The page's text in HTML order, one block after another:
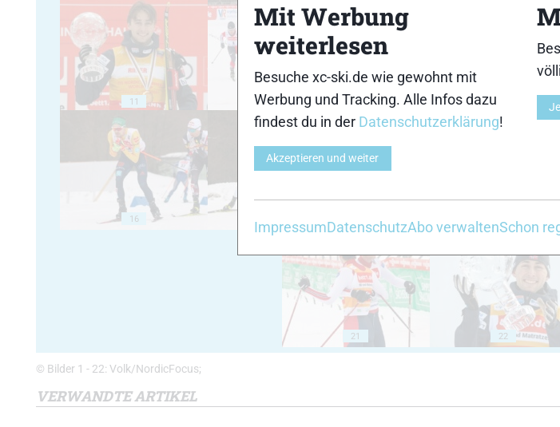
11 12 13
16
21 22
© Bilder 1 - 22: Volk/NordicFocus;
VERWANDTE ARTIKEL
Mit Werbung
weiterlesen
Besuche xc-ski.de wie gewohnt mit
Werbung und Tracking. Alle Infos dazu
findest du in der Datenschutzerklärung!
Akzeptieren und weiter
ImpressumDatenschutzAbo verwaltenSchon